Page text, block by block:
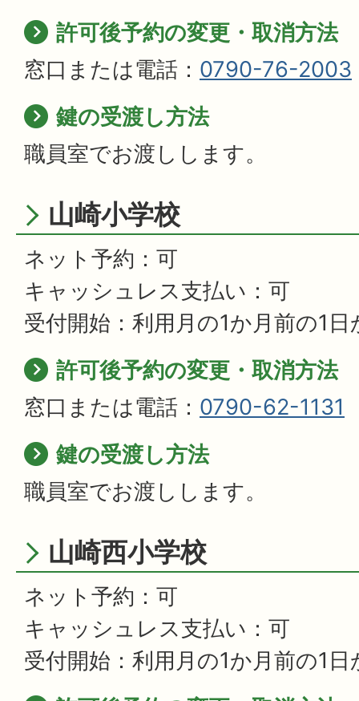
許可後予約の変更・取消方法
窓口または電話： 0790-76-2003
鍵の受渡し方法
職員室でお渡しします。
山崎小学校
ネット予約：可
キャッシュレス支払い：可
受付開始：利用月の1か月前の1日
許可後予約の変更・取消方法
窓口または電話： 0790-62-1131
鍵の受渡し方法
職員室でお渡しします。
山崎西小学校
ネット予約：可
キャッシュレス支払い：可
受付開始：利用月の1か月前の1日